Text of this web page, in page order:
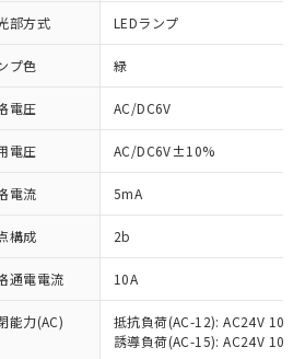
部方式 LEDランプ
プ色 緑
電圧 AC/DC6V
電圧 AC/DC6V±10%
電流 5mA
構成 2b
通電電流 10A
能力(AC)
抵抗負荷(AC-12): AC24V 10A/
誘導負荷(AC-15): AC24V
件
読みいただき、同意のうえ
。
スは、当社制御機器事業取扱
社在庫状況および標準価格
提供させていただくもので
機器事業取扱商品の中には、
EU RoHS指令（10物質）の
した製品が提供可能な商品で
RoHS指令（10物質）の非含
品に切り替える予定のある
EU RoHS指令（10物質）の
の商品で、対応品を出す予
EU RoHS指令（10物質）の
状況を調査中または確認中の
イセンス料など無形物で、有
係のない商品です。
情により、非含有部品として
質材料含有率が中国RoHSの
ることを示します。
質材料含有率が中国RoHSの